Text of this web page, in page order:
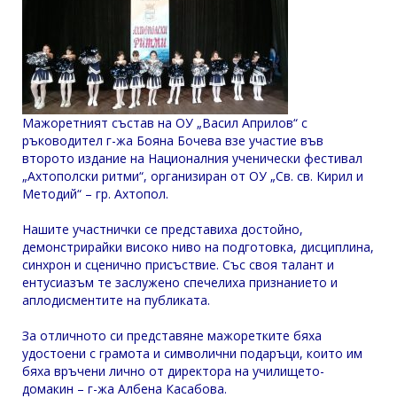
Мажоретният състав на ОУ „Васил Априлов“ с
ръководител г-жа Бояна Бочева взе участие във
второто издание на Националния ученически фестивал
„Ахтополски ритми“, организиран от ОУ „Св. св. Кирил и
Методий“ – гр. Ахтопол.
Нашите участнички се представиха достойно,
демонстрирайки високо ниво на подготовка, дисциплина,
синхрон и сценично присъствие. Със своя талант и
ентусиазъм те заслужено спечелиха признанието и
аплодисментите на публиката.
За отличното си представяне мажоретките бяха
удостоени с грамота и символични подаръци, които им
бяха връчени лично от директора на училището-
домакин – г-жа Албена Касабова.